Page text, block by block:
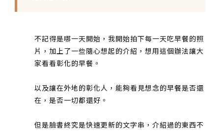
不記得是哪一天開始，我開始拍下每一天吃早餐的照
片，加上了一些隨心想起的介紹，想用這個辦法讓大
家看看彰化的早餐。
以及讓在外地的彰化人，能夠看見想念的早餐是否還
在，是否一切都還好。
但是臉書終究是快速更新的文字串，介紹過的東西不